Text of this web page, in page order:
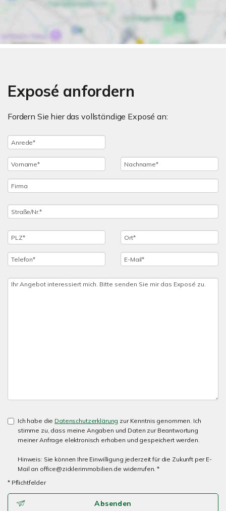
Exposé anfordern
Fordern Sie hier das vollständige Exposé an:
Ich habe die Datenschutzerklärung zur Kenntnis genommen. Ich
stimme zu, dass meine Angaben und Daten zur Beantwortung
meiner Anfrage elektronisch erhoben und gespeichert werden.
Hinweis: Sie können Ihre Einwilligung jederzeit für die Zukunft per E-
Mail an office@zicklerimmobilien.de widerrufen. *
* Pflichtfelder
Absenden